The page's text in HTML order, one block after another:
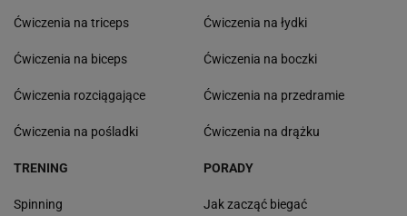
Ćwiczenia na triceps
Ćwiczenia na biceps
Ćwiczenia rozciągające
Ćwiczenia na pośladki
Ćwiczenia na łydki
Ćwiczenia na boczki
Ćwiczenia na przedramie
Ćwiczenia na drążku
TRENING
Spinning
PORADY
Jak zacząć biegać